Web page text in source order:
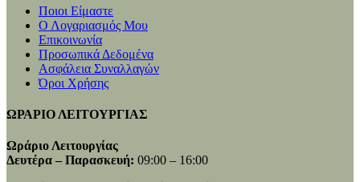
Ποιοι Είμαστε
Ο Λογαριασμός Μου
Επικοινωνία
Προσωπικά Δεδομένα
Ασφάλεια Συναλλαγών
Όροι Χρήσης
ΩΡΑΡΙΟ ΛΕΙΤΟΥΡΓΙΑΣ
Ωράριο Λειτουργίας
Δευτέρα – Παρασκευή: 09:00 – 16:00